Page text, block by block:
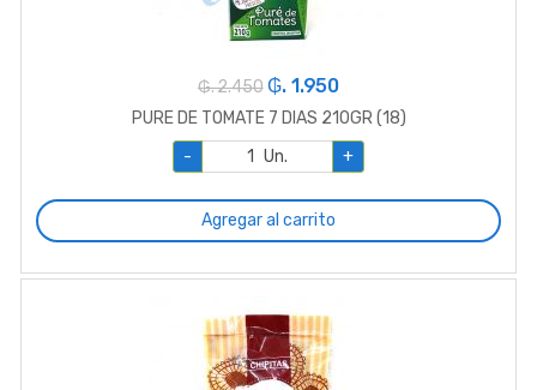
₲. 2.450 ₲. 1.950
PURE DE TOMATE 7 DIAS 210GR (18)
-
Un. +
Agregar al carrito